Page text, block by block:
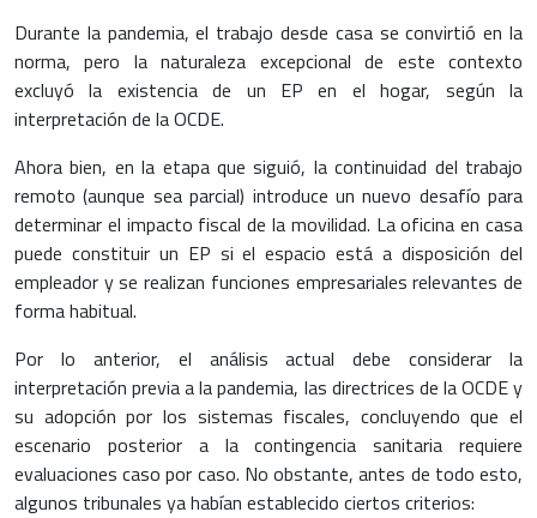
Durante la pandemia, el trabajo desde casa se convirtió en la
norma, pero la naturaleza excepcional de este contexto
excluyó la existencia de un EP en el hogar, según la
interpretación de la OCDE.
Ahora bien, en la etapa que siguió, la continuidad del trabajo
remoto (aunque sea parcial) introduce un nuevo desafío para
determinar el impacto fiscal de la movilidad. La oficina en casa
puede constituir un EP si el espacio está a disposición del
empleador y se realizan funciones empresariales relevantes de
forma habitual.
Por lo anterior, el análisis actual debe considerar la
interpretación previa a la pandemia, las directrices de la OCDE y
su adopción por los sistemas fiscales, concluyendo que el
escenario posterior a la contingencia sanitaria requiere
evaluaciones caso por caso. No obstante, antes de todo esto,
algunos tribunales ya habían establecido ciertos criterios: